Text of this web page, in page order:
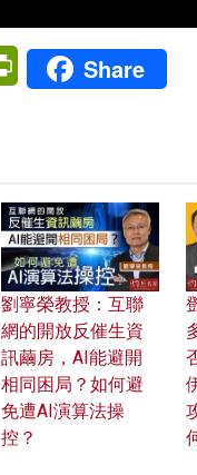
PrintFriendly
Share
劉寧榮教授：互聯
網的開放反催生資
訊繭房，AI能避開
相同困局？如何避
免遭AI演算法操
控？